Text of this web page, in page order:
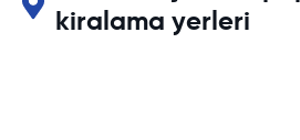
kiralama yerleri